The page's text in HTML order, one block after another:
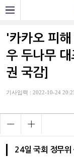
'카카오 피
우 두나무
권 국감]
기사입력 : 2022-10-24
24일 국회 정무